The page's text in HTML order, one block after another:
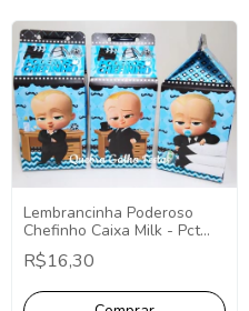
Lembrancinha Poderoso
Chefinho Caixa Milk - Pct
com 10
R$16,30